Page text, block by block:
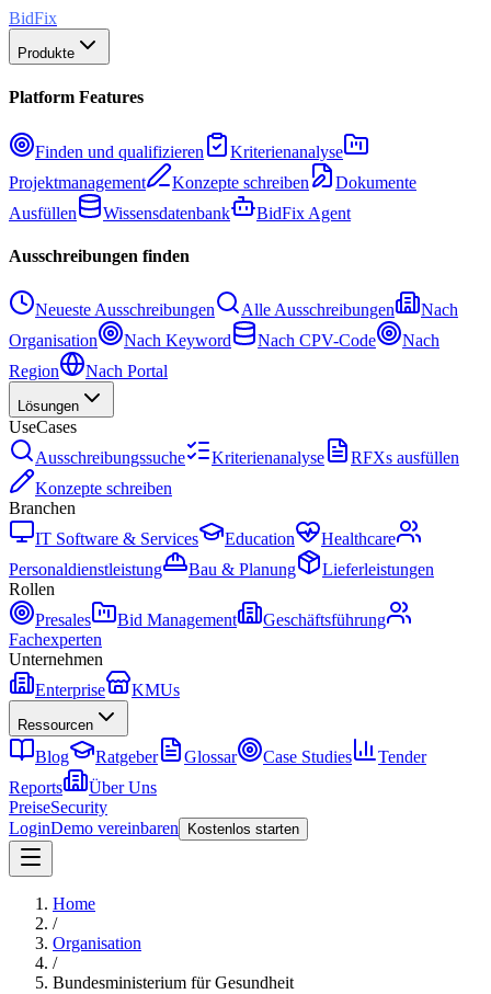
BidFix
Produkte
Platform Features
Finden und qualifizieren
Kriterienanalyse
Projektmanagement
Konzepte schreiben
Dokumente
Ausfüllen
Wissensdatenbank BidFix Agent
Ausschreibungen finden
Neueste Ausschreibungen Alle Ausschreibungen
Nach
Organisation
Nach Keyword Nach CPV-Code
Nach
Region
Nach Portal
Lösungen
UseCases
Ausschreibungssuche
Kriterienanalyse
RFXs ausfüllen
Konzepte schreiben
Branchen
IT Software & Services
Education
Healthcare
Personaldienstleistung
Bau & Planung
Lieferleistungen
Rollen
Presales
Bid Management
Geschäftsführung
Fachexperten
Unternehmen
Enterprise
KMUs
Ressourcen
Blog Ratgeber Glossar Case Studies
Tender
Reports
Über Uns
PreiseSecurity
LoginDemo vereinbaren Kostenlos starten
Home
/
Organisation
/
Bundesministerium für Gesundheit